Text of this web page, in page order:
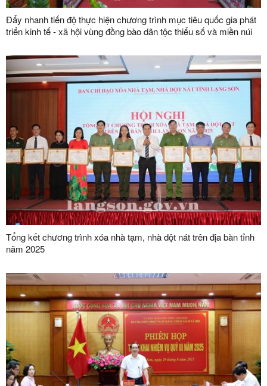
Đẩy nhanh tiến độ thực hiện chương trình mục tiêu quốc gia phát
triển kinh tế - xã hội vùng đồng bào dân tộc thiểu số và miền núi
Tổng kết chương trình xóa nhà tạm, nhà dột nát trên địa bàn tỉnh
năm 2025